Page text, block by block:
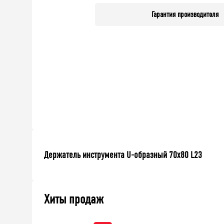
Гарантия производителя
Держатель инструмента U-образный 70х80 L23
Хиты продаж